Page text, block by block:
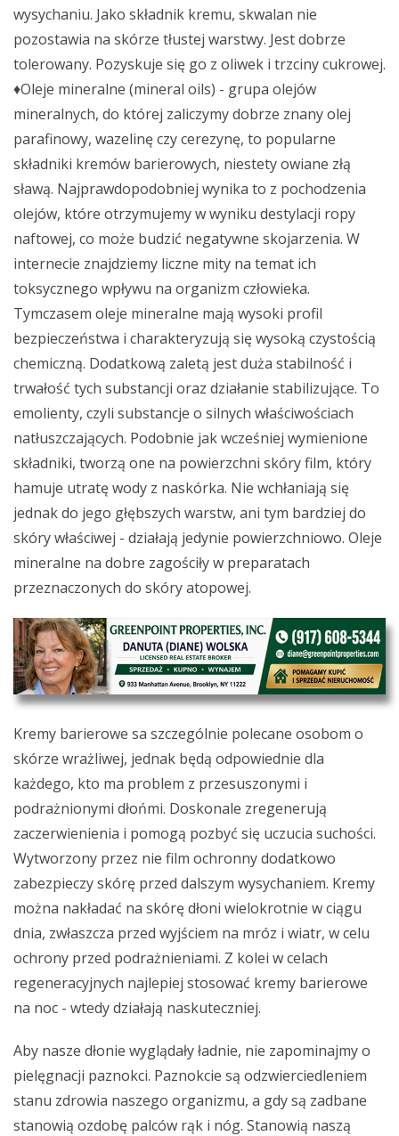
wysychaniu. Jako składnik kremu, skwalan nie
pozostawia na skórze tłustej warstwy. Jest dobrze
tolerowany. Pozyskuje się go z oliwek i trzciny cukrowej.
♦Oleje mineralne (mineral oils) - grupa olejów
mineralnych, do której zaliczymy dobrze znany olej
parafinowy, wazelinę czy cerezynę, to popularne
składniki kremów barierowych, niestety owiane złą
sławą. Najprawdopodobniej wynika to z pochodzenia
olejów, które otrzymujemy w wyniku destylacji ropy
naftowej, co może budzić negatywne skojarzenia. W
internecie znajdziemy liczne mity na temat ich
toksycznego wpływu na organizm człowieka.
Tymczasem oleje mineralne mają wysoki profil
bezpieczeństwa i charakteryzują się wysoką czystością
chemiczną. Dodatkową zaletą jest duża stabilność i
trwałość tych substancji oraz działanie stabilizujące. To
emolienty, czyli substancje o silnych właściwościach
natłuszczających. Podobnie jak wcześniej wymienione
składniki, tworzą one na powierzchni skóry film, który
hamuje utratę wody z naskórka. Nie wchłaniają się
jednak do jego głębszych warstw, ani tym bardziej do
skóry właściwej - działają jedynie powierzchniowo. Oleje
mineralne na dobre zagościły w preparatach
przeznaczonych do skóry atopowej.
Kremy barierowe sa szczególnie polecane osobom o
skórze wrażliwej, jednak będą odpowiednie dla
każdego, kto ma problem z przesuszonymi i
podrażnionymi dłońmi. Doskonale zregenerują
zaczerwienienia i pomogą pozbyć się uczucia suchości.
Wytworzony przez nie film ochronny dodatkowo
zabezpieczy skórę przed dalszym wysychaniem. Kremy
można nakładać na skórę dłoni wielokrotnie w ciągu
dnia, zwłaszcza przed wyjściem na mróz i wiatr, w celu
ochrony przed podrażnieniami. Z kolei w celach
regeneracyjnych najlepiej stosować kremy barierowe
na noc - wtedy działają naskuteczniej.
Aby nasze dłonie wyglądały ładnie, nie zapominajmy o
pielęgnacji paznokci. Paznokcie są odzwierciedleniem
stanu zdrowia naszego organizmu, a gdy są zadbane
stanowią ozdobę palców rąk i nóg. Stanowią naszą